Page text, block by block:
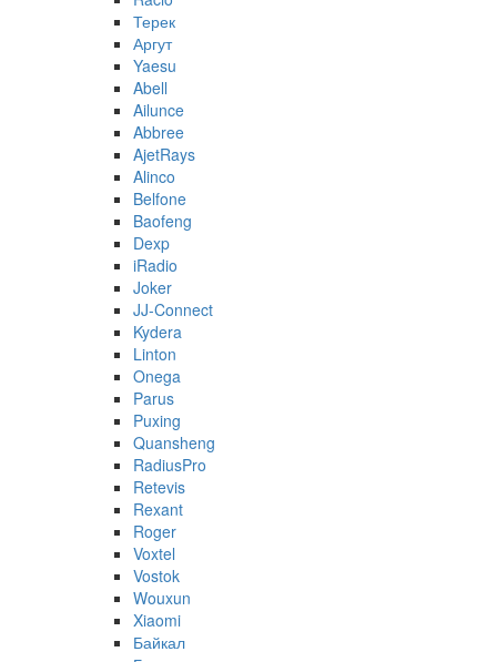
Терек
Аргут
Yaesu
Abell
Ailunce
Abbree
AjetRays
Alinco
Belfone
Baofeng
Dexp
iRadio
Joker
JJ-Connect
Kydera
Linton
Onega
Parus
Puxing
Quansheng
RadiusPro
Retevis
Rexant
Roger
Voxtel
Vostok
Wouxun
Xiaomi
Байкал